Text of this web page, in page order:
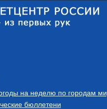
на неделю по городам
бюллетени